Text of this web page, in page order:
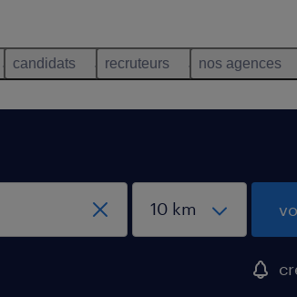
candidats recruteurs nos agences